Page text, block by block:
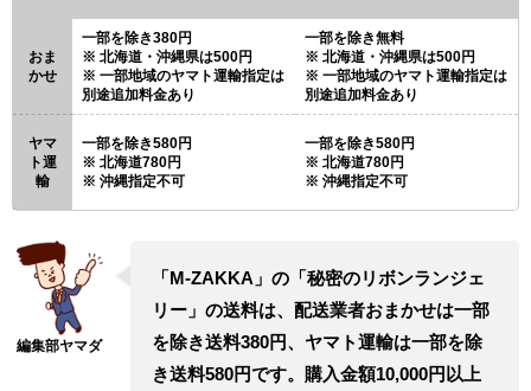
おま
かせ
一部を除き380円
北海道・沖縄県は500円
一部地域のヤマト運輸指定は
別途追加料金あり
一部を除き無料
北海道・沖縄県は500円
一部地域のヤマト運輸指定は
別途追加料金あり
ヤマ
ト運
輸
一部を除き580円
北海道780円
沖縄指定不可
一部を除き580円
北海道780円
沖縄指定不可
「M-ZAKKA」の「秘密のリボンランジェ
リー」の送料は、配送業者おまかせは一部
を除き送料380円、ヤマト運輸は一部を除
き送料580円です。購入金額10,000円以上